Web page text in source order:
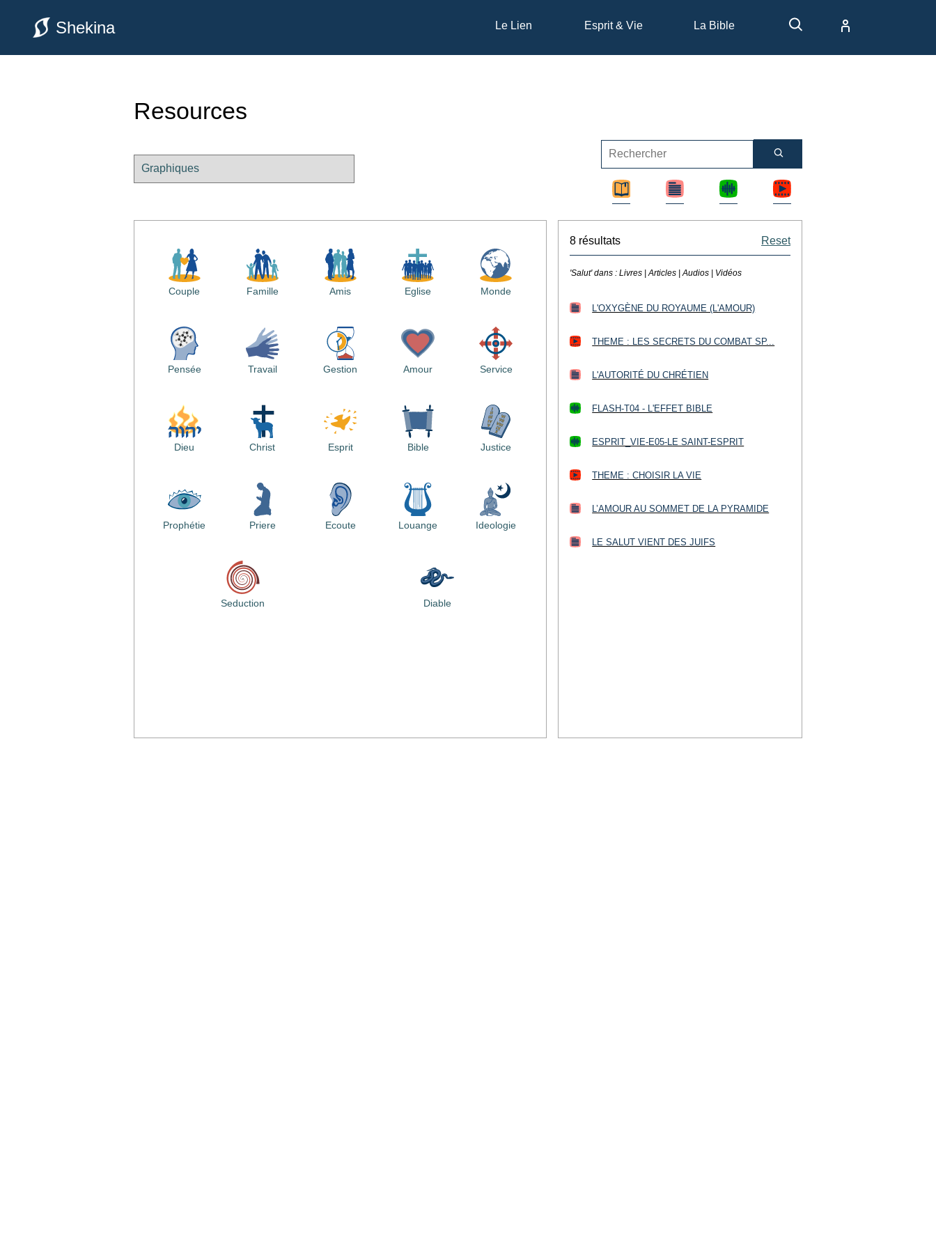
Shekina Le Lien Esprit & Vie La Bible
Resources
Couple Famille Amis Eglise Monde
Pensée Travail Gestion Amour Service
Dieu Christ Esprit Bible Justice
Prophétie Priere Ecoute Louange Ideologie
Seduction Diable
8 résultats Reset
'Salut' dans :Livres | Articles | Audios | Vidéos
L'OXYGÈNE DU ROYAUME (L'AMOUR)
THEME : LES SECRETS DU COMBAT SP...
L'AUTORITÉ DU CHRÉTIEN
FLASH-T04 - L'EFFET BIBLE
ESPRIT_VIE-E05-LE SAINT-ESPRIT
THEME : CHOISIR LA VIE
L’AMOUR AU SOMMET DE LA PYRAMIDE
LE SALUT VIENT DES JUIFS